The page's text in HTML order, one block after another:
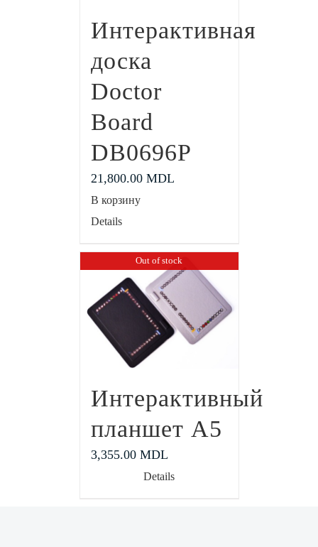
Интерактивная
доска
Doctor
Board
DB0696P
21,800.00 MDL
В корзину
Details
Out of stock
Интерактивный
планшет А5
3,355.00 MDL
Details